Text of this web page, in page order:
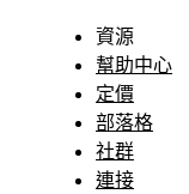
資源
幫助中心
定價
部落格
社群
連接